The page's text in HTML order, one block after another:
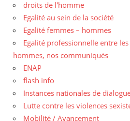
droits de l'homme
Egalité au sein de la société
Egalité femmes – hommes
Egalité professionnelle entre
hommes, nos communiqués
ENAP
flash info
Instances nationales de
Lutte contre les violences
Mobilité / Avancement